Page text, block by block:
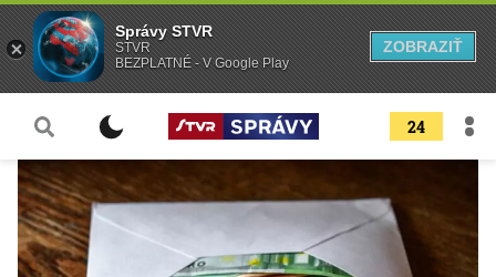
24
Správy STVR
STVR
BEZPLATNÉ - V Google Play
ZOBRAZIŤ